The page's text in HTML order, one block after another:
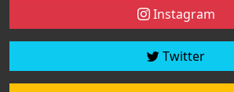
Instagram
Twitter